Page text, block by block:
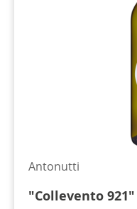
Antonutti
"Collevento